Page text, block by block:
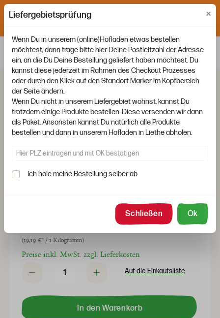
Liefertage: Montag, Mittwoch und Freitag. Bestellschluss ist
(19,19 €* / 1 Kilogramm)
Preise inkl. MwSt. zzgl. Lieferkosten
Auf die Einkaufsliste
In den Warenkorb
Liefergebietsprüfung ×
Wenn Du in unserem (online)Hofladen etwas bestellen
möchtest, dann trage bitte hier Deine Postleitzahl der Adresse
ein, an die Du Deine Bestellung geliefert haben möchtest. Du
kannst diese jederzeit im Rahmen des Checkout Prozesses
oder durch den Klick auf den Standort-Marker im Kopfbereich
der Seite ändern.
Wenn Du nicht in unserem Liefergebiet wohnst, kannst Du
trotzdem einige Produkte bestellen. Diese versenden wir dann
als Paket. Ansonsten kannst Du natürlich alle Produkte
bestellen und dann in unserem Hofladen in Liethe abholen.
Ich hole meine Bestellung selber ab
Schließen Ok